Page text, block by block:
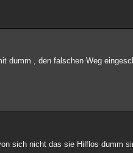
dumm , den falschen Weg
sich nicht das sie Hilflos dumm